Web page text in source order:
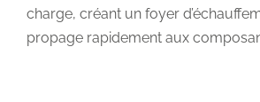
charge, créant un foyer
propage rapidement aux